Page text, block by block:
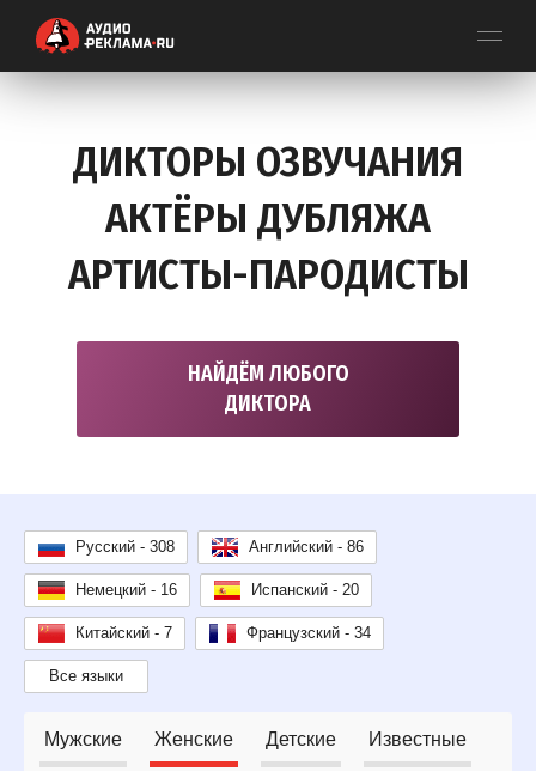
ДИКТОРЫ ОЗВУЧАНИЯ
АКТЁРЫ ДУБЛЯЖА
АРТИСТЫ-ПАРОДИСТЫ
НАЙДЁМ ЛЮБОГО
ДИКТОРА
Русский - 308 Английский - 86
Немецкий - 16 Испанский - 20
Китайский - 7 Французский - 34
Все языки
Мужские Женские Детские Известные